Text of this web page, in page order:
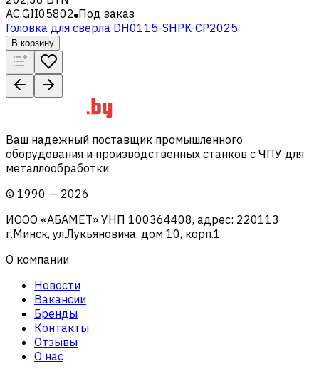
AC.GII05802 Под заказ
Головка для сверла DH0115-SHPK-CP2025
В корзину
Ваш надежный поставщик промышленного
оборудования и производственных станков с ЧПУ для
металлообработки
© 1990 — 2026
ИООО «АБАМЕТ» УНП 100364408, адрес: 220113
г.Минск, ул.Лукьяновича, дом 10, корп.1
О компании
Новости
Вакансии
Бренды
Контакты
Отзывы
О нас